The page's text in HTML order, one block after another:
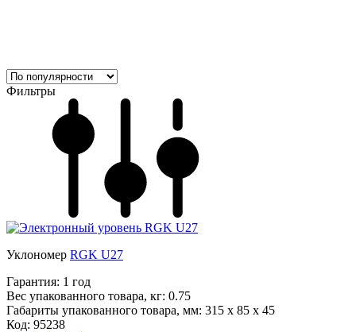
Фильтры
Уклономер RGK U27
Гарантия: 1 год
Вес упакованного товара, кг: 0.75
Габариты упакованного товара, мм: 315 x 85 x 45
Код: 95238